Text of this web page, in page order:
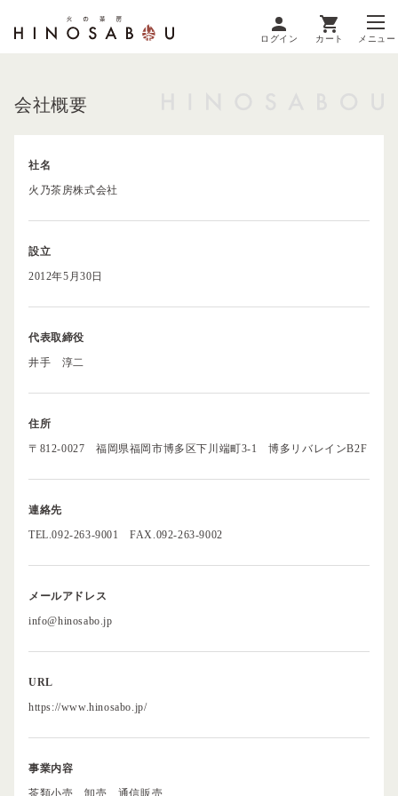
ログイン カート メニュー
会社概要
社名
火乃茶房株式会社
設立
2012年5月30日
代表取締役
井手 淳二
住所
〒812-0027 福岡県福岡市博多区下川端町3-1博多リバレインB2F
連絡先
TEL.092-263-9001FAX.092-263-9002
メールアドレス
info@hinosabo.jp
URL
https://www.hinosabo.jp/
事業内容
茶類小売、卸売、通信販売